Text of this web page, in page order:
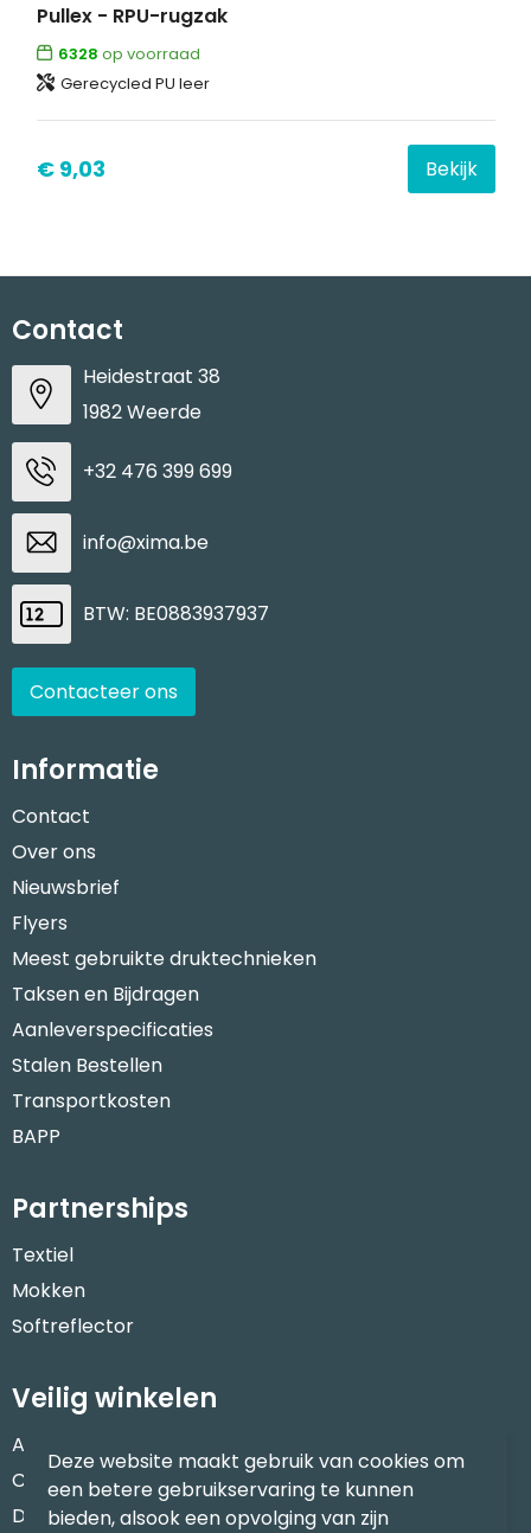
Pullex - RPU-rugzak
6328 op voorraad
Gerecycled PU leer
€ 9,03 Bekijk
Contact
Heidestraat 38
1982 Weerde
+32 476 399 699
info@xima.be
BTW: BE0883937937
Contacteer ons
Informatie
Contact
Over ons
Nieuwsbrief
Flyers
Meest gebruikte druktechnieken
Taksen en Bijdragen
Aanleverspecificaties
Stalen Bestellen
Transportkosten
BAPP
Partnerships
Textiel
Mokken
Softreflector
Veilig winkelen
Algemene voorwaarden
Cookieverklaring
Disclaimer
Deze website maakt gebruik van cookies om
een betere gebruikservaring te kunnen
bieden, alsook een opvolging van zijn